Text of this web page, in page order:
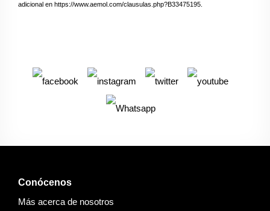
adicional en https://www.aemol.com/clausulas.php?B33475195.
Conócenos
Más acerca de nosotros